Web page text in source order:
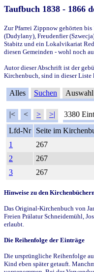
Taufbuch 1838 - 1866
Zur Pfarrei Zippnow gehörten
(Dudylany), Freudenfier
Stabitz und ein Lokalvikariat
diesen Gemeinden - wohl noch
Autor dieser Abschrift ist der
Kirchenbuch, sind in dieser Liste
Alles Suchen Auswahl
|< < > >| 3380
Lfd-Nr
Seite im
1
267
2
267
3
267
Hinweise zu den
Das Original-Kirchenbuch von
Freien Prälatur Schneidemühl,
erlaubt.
Die Reihenfolge der Einträge
Die ursprüngliche Reihenfolge
Kind eben später getauft.